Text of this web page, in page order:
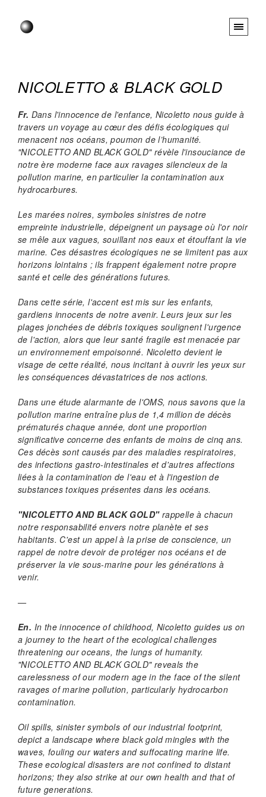
NICOLETTO & BLACK GOLD
Fr. Dans l'innocence de l'enfance, Nicoletto nous guide à
travers un voyage au cœur des défis écologiques qui
menacent nos océans, poumon de l’humanité.
"NICOLETTO AND BLACK GOLD" révèle l'insouciance de
notre ère moderne face aux ravages silencieux de la
pollution marine, en particulier la contamination aux
hydrocarbures.
Les marées noires, symboles sinistres de notre
empreinte industrielle, dépeignent un paysage où l'or noir
se mêle aux vagues, souillant nos eaux et étouffant la vie
marine. Ces désastres écologiques ne se limitent pas aux
horizons lointains ; ils frappent également notre propre
santé et celle des générations futures.
Dans cette série, l'accent est mis sur les enfants,
gardiens innocents de notre avenir. Leurs jeux sur les
plages jonchées de débris toxiques soulignent l'urgence
de l'action, alors que leur santé fragile est menacée par
un environnement empoisonné. Nicoletto devient le
visage de cette réalité, nous incitant à ouvrir les yeux sur
les conséquences dévastatrices de nos actions.
Dans une étude alarmante de l'OMS, nous savons que la
pollution marine entraîne plus de 1,4 million de décès
prématurés chaque année, dont une proportion
significative concerne des enfants de moins de cinq ans.
Ces décès sont causés par des maladies respiratoires,
des infections gastro-intestinales et d'autres affections
liées à la contamination de l'eau et à l'ingestion de
substances toxiques présentes dans les océans.
"NICOLETTO AND BLACK GOLD"rappelle à chacun
notre responsabilité envers notre planète et ses
habitants. C'est un appel à la prise de conscience, un
rappel de notre devoir de protéger nos océans et de
préserver la vie sous-marine pour les générations à
venir.
—
En. In the innocence of childhood, Nicoletto guides us on
a journey to the heart of the ecological challenges
threatening our oceans, the lungs of humanity.
"NICOLETTO AND BLACK GOLD" reveals the
carelessness of our modern age in the face of the silent
ravages of marine pollution, particularly hydrocarbon
contamination.
Oil spills, sinister symbols of our industrial footprint,
depict a landscape where black gold mingles with the
waves, fouling our waters and suffocating marine life.
These ecological disasters are not confined to distant
horizons; they also strike at our own health and that of
future generations.